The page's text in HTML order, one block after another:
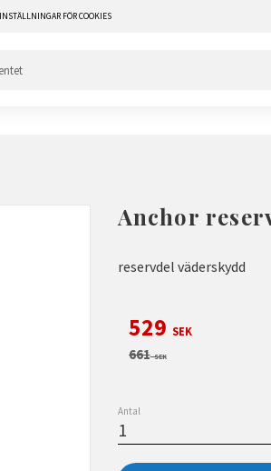
INSTÄLLNINGAR FÖR COOKIES
Anchor
reservdel väderskydd
Nedsatt pris:
529 SEK
Ordinarie pris:
661SEK
Antal